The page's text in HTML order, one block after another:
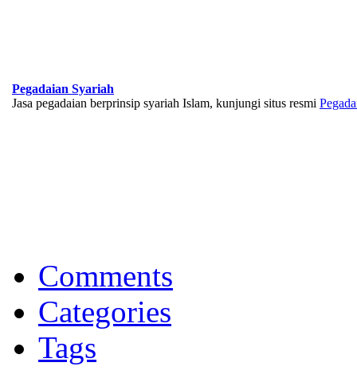
Pegadaian Syariah
Jasa pegadaian berprinsip syariah Islam, kunjungi situs resmi
Memberikan yang terbaik sesuai kaidah Islam, kunjungi situs resmi
Comments
Categories
Tags